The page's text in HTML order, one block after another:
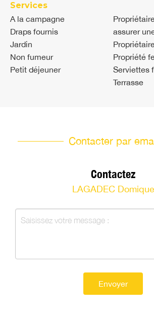
Services
A la campagne
Draps fournis
Jardin
Non fumeur
Petit déjeuner
assurer
Propriété
Serviettes
Terrasse
Contacter par
Contactez
LAGADEC Domique
Envoyer